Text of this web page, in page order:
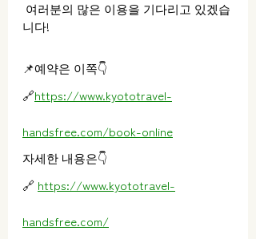
니다!
📌예약은 이쪽👇
🔗https://www.kyototravel-
handsfree.com/book-online
자세한 내용은👇
🔗 https://www.kyototravel-
handsfree.com/